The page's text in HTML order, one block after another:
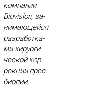
ком­па­нии
Biovision, за­
нима­ющей­ся
раз­ра­бот­ка­
ми хи­рур­ги­
чес­кой кор­
рекции прес­
би­опии,